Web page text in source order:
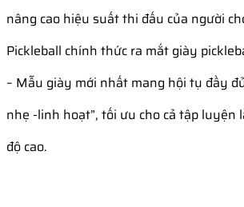
nâng cao hiệu suất thi đấu của người
Pickleball chính thức ra mắt giày
– Mẫu giày mới nhất mang hội tụ đầy
nhẹ -linh hoạt”, tối ưu cho cả tập luyện
độ cao.